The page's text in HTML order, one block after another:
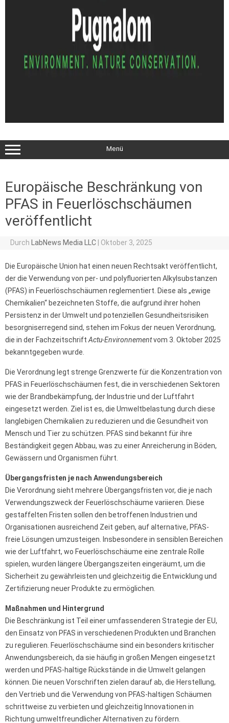
Menü
Europäische Beschränkung von
PFAS in Feuerlöschschäumen
veröffentlicht
Durch LabNews Media LLC Oktober 3, 2025
Die Europäische Union hat einen neuen Rechtsakt veröffentlicht,
der die Verwendung von per- und polyfluorierten Alkylsubstanzen
(PFAS) in Feuerlöschschäumen reglementiert. Diese als „ewige
Chemikalien“ bezeichneten Stoffe, die aufgrund ihrer hohen
Persistenz in der Umwelt und potenziellen Gesundheitsrisiken
besorgniserregend sind, stehen im Fokus der neuen Verordnung,
die in der Fachzeitschrift Actu-Environnementvom 3. Oktober 2025
bekanntgegeben wurde.
Die Verordnung legt strenge Grenzwerte für die Konzentration von
PFAS in Feuerlöschschäumen fest, die in verschiedenen Sektoren
wie der Brandbekämpfung, der Industrie und der Luftfahrt
eingesetzt werden. Ziel ist es, die Umweltbelastung durch diese
langlebigen Chemikalien zu reduzieren und die Gesundheit von
Mensch und Tier zu schützen. PFAS sind bekannt für ihre
Beständigkeit gegen Abbau, was zu einer Anreicherung in Böden,
Gewässern und Organismen führt.
Übergangsfristen je nach Anwendungsbereich
Die Verordnung sieht mehrere Übergangsfristen vor, die je nach
Verwendungszweck der Feuerlöschschäume variieren. Diese
gestaffelten Fristen sollen den betroffenen Industrien und
Organisationen ausreichend Zeit geben, auf alternative, PFAS-
freie Lösungen umzusteigen. Insbesondere in sensiblen Bereichen
wie der Luftfahrt, wo Feuerlöschschäume eine zentrale Rolle
spielen, wurden längere Übergangszeiten eingeräumt, um die
Sicherheit zu gewährleisten und gleichzeitig die Entwicklung und
Zertifizierung neuer Produkte zu ermöglichen.
Maßnahmen und Hintergrund
Die Beschränkung ist Teil einer umfassenderen Strategie der EU,
den Einsatz von PFAS in verschiedenen Produkten und Branchen
zu regulieren. Feuerlöschschäume sind ein besonders kritischer
Anwendungsbereich, da sie häufig in großen Mengen eingesetzt
werden und PFAS-haltige Rückstände in die Umwelt gelangen
können. Die neuen Vorschriften zielen darauf ab, die Herstellung,
den Vertrieb und die Verwendung von PFAS-haltigen Schäumen
schrittweise zu verbieten und gleichzeitig Innovationen in
Richtung umweltfreundlicher Alternativen zu fördern.